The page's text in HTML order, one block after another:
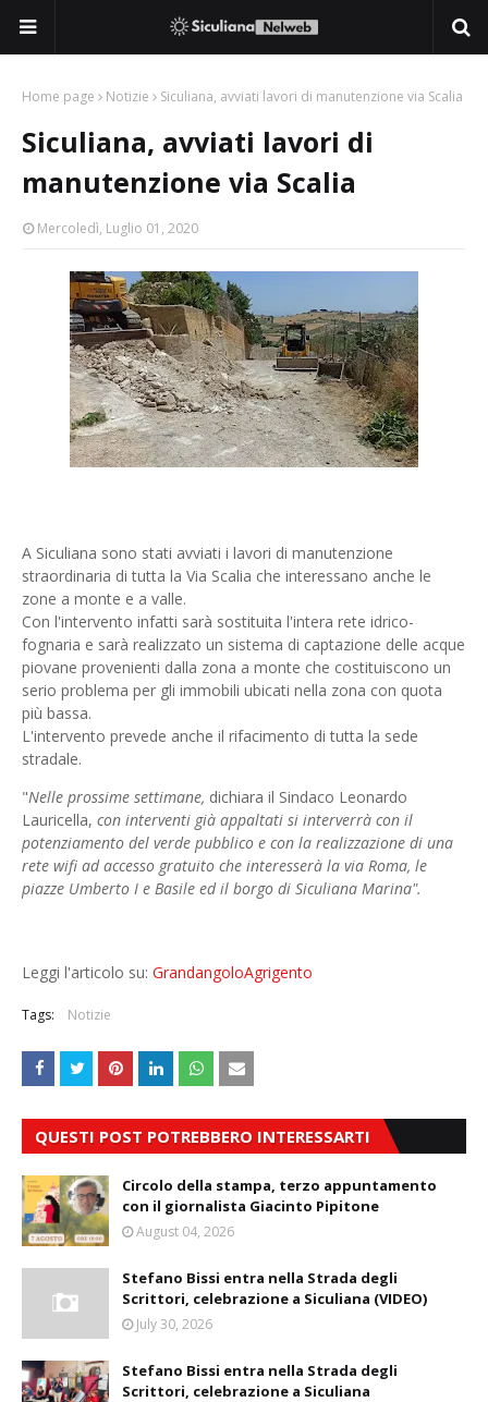
Home page Notizie Siculiana, avviati lavori di manutenzione via Scalia
Siculiana, avviati lavori di
manutenzione via Scalia
Mercoledì, Luglio 01, 2020
A Siculiana sono stati avviati i lavori di manutenzione
straordinaria di tutta la Via Scalia che interessano anche le
zone a monte e a valle.
Con l'intervento infatti sarà sostituita l'intera rete idrico-
fognaria e sarà realizzato un sistema di captazione delle acque
piovane provenienti dalla zona a monte che costituiscono un
serio problema per gli immobili ubicati nella zona con quota
più bassa.
L'intervento prevede anche il rifacimento di tutta la sede
stradale.
"Nelle prossime settimane, dichiara il Sindaco Leonardo
Lauricella, con interventi già appaltati si interverrà con il
potenziamento del verde pubblico e con la realizzazione di una
rete wifi ad accesso gratuito che interesserà la via Roma, le
piazze Umberto I e Basile ed il borgo di Siculiana Marina".
Leggi l'articolo su: GrandangoloAgrigento
Tags: Notizie
QUESTI POST POTREBBERO INTERESSARTI
Circolo della stampa, terzo appuntamento
con il giornalista Giacinto Pipitone
August 04, 2026
Stefano Bissi entra nella Strada degli
Scrittori, celebrazione a Siculiana (VIDEO)
July 30, 2026
Stefano Bissi entra nella Strada degli
Scrittori, celebrazione a Siculiana